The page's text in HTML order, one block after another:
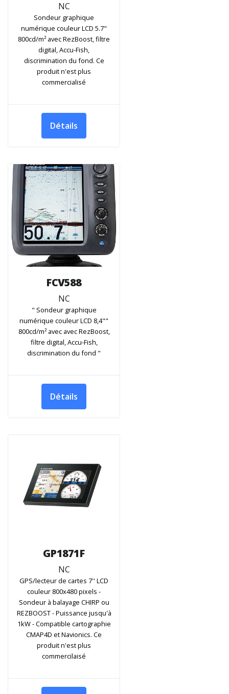
NC
Sondeur graphique
numérique couleur LCD 5.7"
800cd/m² avec RezBoost, filtre
digital, Accu-Fish,
discrimination du fond. Ce
produit n'est plus
commercialisé
Détails
FCV588
NC
" Sondeur graphique
numérique couleur LCD 8,4""
800cd/m² avec avec RezBoost,
filtre digital, Accu-Fish,
discrimination du fond "
Détails
GP1871F
NC
GPS/lecteur de cartes 7'' LCD
couleur 800x480 pixels -
Sondeur à balayage CHIRP ou
REZBOOST - Puissance jusqu'à
1kW - Compatible cartographie
CMAP4D et Navionics. Ce
produit n'est plus
commercilaisé